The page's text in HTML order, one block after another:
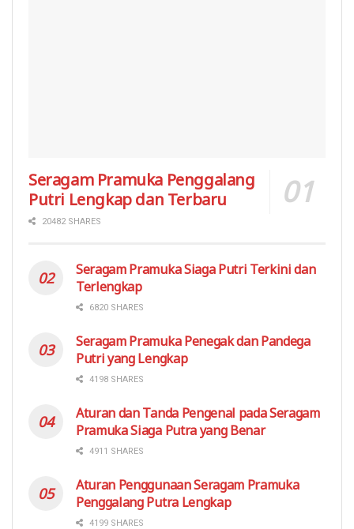
Seragam Pramuka Penggalang
Putri Lengkap dan Terbaru
20482 SHARES
Seragam Pramuka Siaga Putri Terkini dan
Terlengkap
6820 SHARES
Seragam Pramuka Penegak dan Pandega
Putri yang Lengkap
4198 SHARES
Aturan dan Tanda Pengenal pada Seragam
Pramuka Siaga Putra yang Benar
4911 SHARES
Aturan Penggunaan Seragam Pramuka
Penggalang Putra Lengkap
4199 SHARES